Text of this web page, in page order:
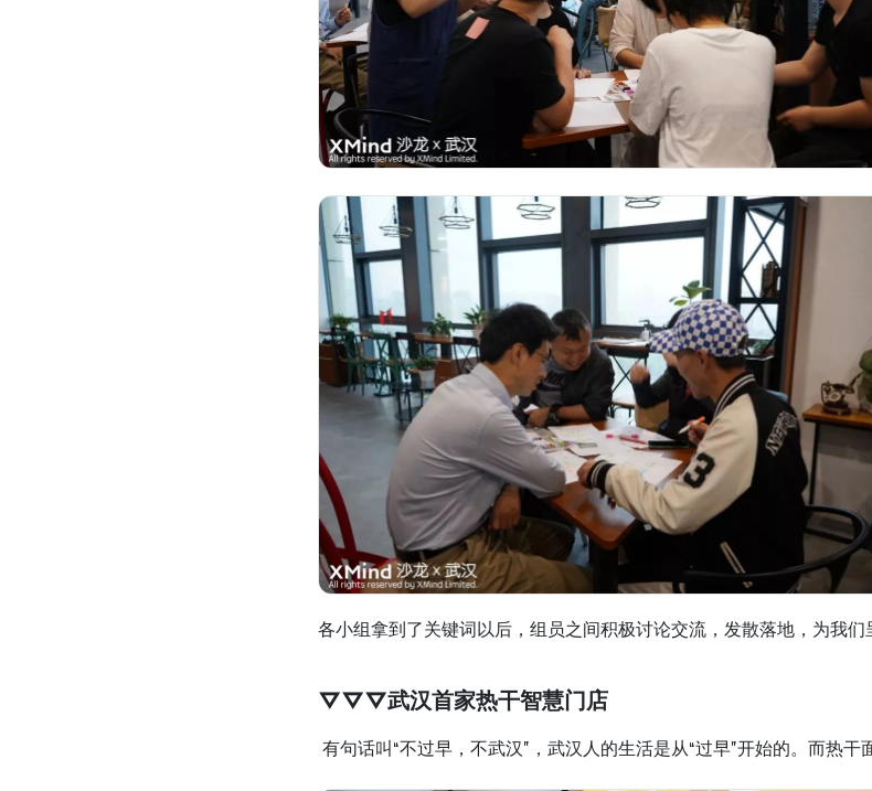
各小组拿到了关键词以后，组员之间积极讨论交流，发散落地，为我们
▽▽▽武汉首家热干智慧门店
有句话叫“不过早，不武汉”，武汉人的生活是从“过早”开始的。而热干